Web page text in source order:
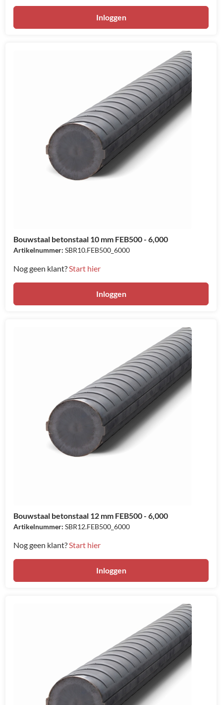
Inloggen
Bouwstaal betonstaal 10 mm FEB500 - 6,000
Artikelnummer: SBR10.FEB500_6000
Nog geen klant?Start hier
Inloggen
Bouwstaal betonstaal 12 mm FEB500 - 6,000
Artikelnummer: SBR12.FEB500_6000
Nog geen klant?Start hier
Inloggen